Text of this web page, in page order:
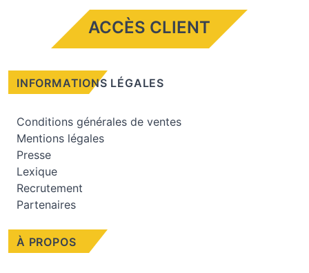
À PROPOS
ACCÈS CLIENT
INFORMATIONS LÉGALES
Conditions générales de ventes
Mentions légales
Presse
Lexique
Recrutement
Partenaires